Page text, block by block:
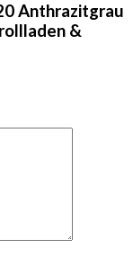
Anthrazitgrau
&